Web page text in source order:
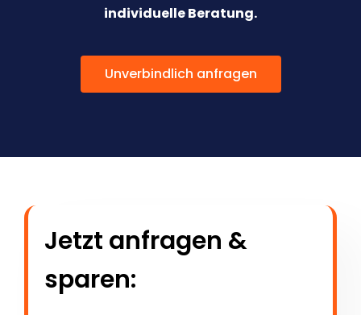
individuelle Beratung.
Unverbindlich anfragen
Jetzt anfragen &
sparen: